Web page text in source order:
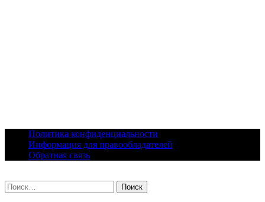
content
Политика конфиденциальности
Информация для правообладателей
Обратная связь
Найти: